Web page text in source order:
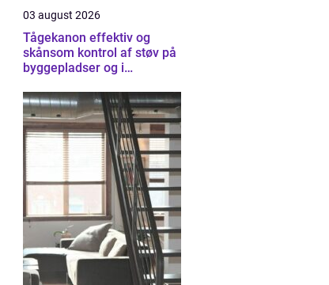
03 august 2026
Tågekanon effektiv og
skånsom kontrol af støv på
byggepladser og i